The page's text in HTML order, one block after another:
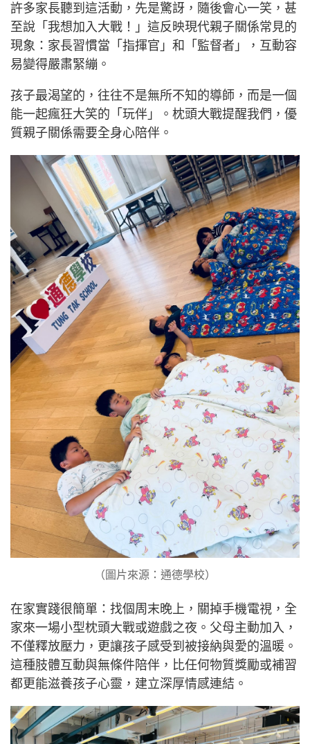
許多家長聽到這活動，先是驚訝，隨後會心一笑，甚
至說「我想加入大戰！」這反映現代親子關係常見的
現象：家長習慣當「指揮官」和「監督者」，互動容
易變得嚴肅緊繃。
孩子最渴望的，往往不是無所不知的導師，而是一個
能一起瘋狂大笑的「玩伴」。枕頭大戰提醒我們，優
質親子關係需要全身心陪伴。
（圖片來源：通德學校）
在家實踐很簡單：找個周末晚上，關掉手機電視，全
家來一場小型枕頭大戰或遊戲之夜。父母主動加入，
不僅釋放壓力，更讓孩子感受到被接納與愛的溫暖。
這種肢體互動與無條件陪伴，比任何物質獎勵或補習
都更能滋養孩子心靈，建立深厚情感連結。